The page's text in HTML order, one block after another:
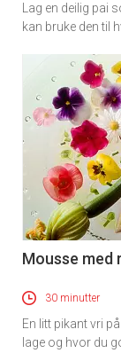
Lag en deilig pai
kan bruke den til
Mousse med
30 minutter
En litt pikant vri
lage og hvor du